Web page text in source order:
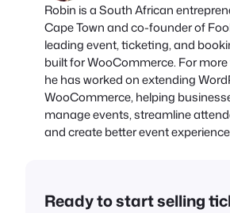
Robin is a South African
Cape Town and co-founder of
leading event, ticketing, and
built for WooCommerce. For more
he has worked on extending
WooCommerce, helping
manage events, streamline
and create better event
Ready to start selling